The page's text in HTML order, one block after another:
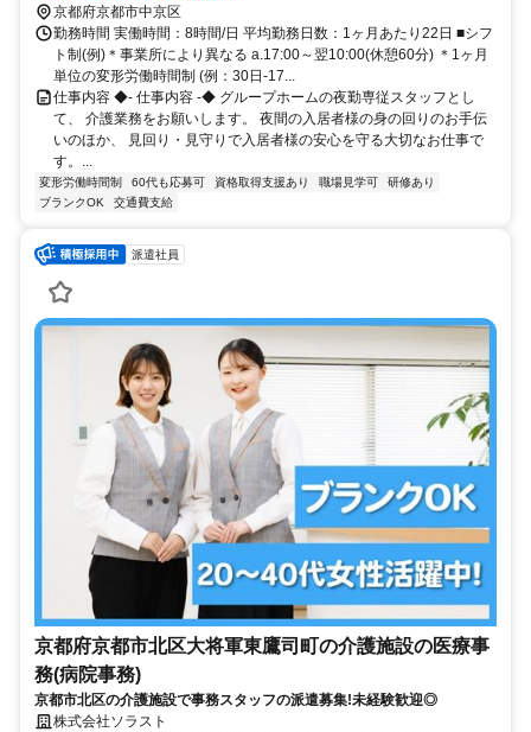
営地下鉄「二条」駅から徒歩約13分
京都府京都市中京区
勤務時間 実働時間：8時間/日 平均勤務日数：1ヶ月あたり22日 ■シフ
ト制(例)＊事業所により異なる a.17:00～翌10:00(休憩60分) ＊1ヶ月
単位の変形労働時間制 (例：30日-17...
仕事内容 ◆- 仕事内容 -◆ グループホームの夜勤専従スタッフとし
て、 介護業務をお願いします。 夜間の入居者様の身の回りのお手伝
いのほか、 見回り・見守りで入居者様の安心を守る大切なお仕事で
す。...
変形労働時間制 60代も応募可 資格取得支援あり 職場見学可
研修あり
ブランクOK
交通費支給
派遣社員
京都府京都市北区大将軍東鷹司町の介護施設の医療事
務(病院事務)
京都市北区の介護施設で事務スタッフの派遣募集!未経験歓迎◎
株式会社ソラスト